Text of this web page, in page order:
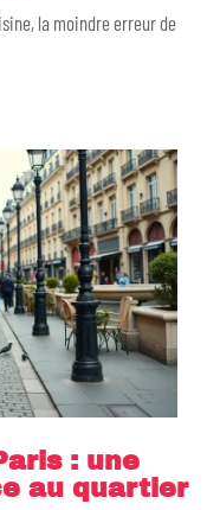
la moindre erreur de
: une
au quartier